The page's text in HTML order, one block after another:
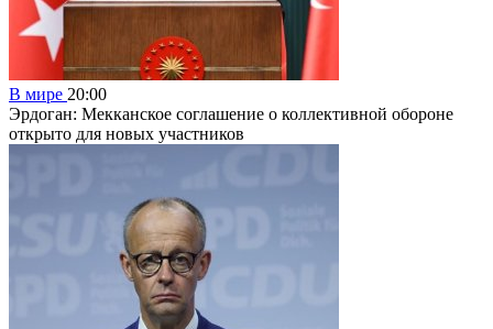
В мире 20:00
Эрдоган: Мекканское соглашение о коллективной обороне
открыто для новых участников